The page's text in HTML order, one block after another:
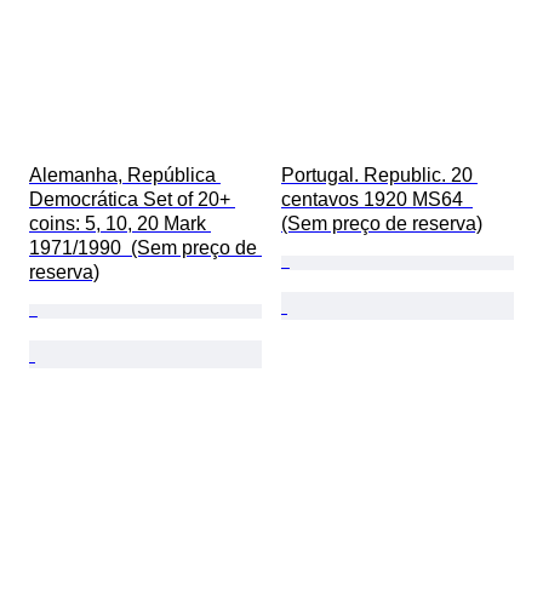
Alemanha, República
Democrática Set of 20+
coins: 5, 10, 20 Mark
1971/1990  (Sem preço de
reserva)
Portugal. Republic. 20
centavos 1920 MS64
(Sem preço de reserva)